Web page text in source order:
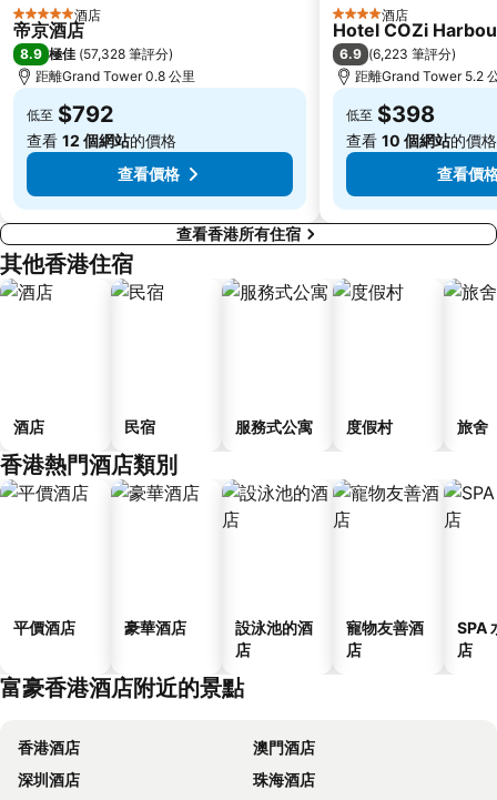
深圳野生動物園
大梅沙海濱公園
皇崗口岸
長洲
Lamma Island
香港屯門
Tin Hau Metro Station
九龍塘
金銀島酒店站
5 星級 酒店
帝京酒店
8.9 極佳 (57,328 筆評分)
距離Grand Tower 0.8 公里
低至 $792
查看 12 個網站的價格
查看價格
4 星級 酒店
Hotel COZi
6.9 (6,223 筆評分)
距離Grand Tower 5.2
低至 $398
查看 10 個網站的價格
查看價
查看香港所有住宿
其他香港住宿
酒店 民宿 服務式公寓 度假村 旅舍
香港熱門酒店類別
平價酒店 豪華酒店
設泳池的酒
店
寵物友善酒
店
SPA
店
富豪香港酒店附近的景點
香港酒店
澳門酒店
深圳酒店
珠海酒店